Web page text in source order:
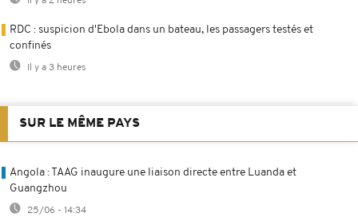
RDC : suspicion d'Ebola dans un bateau, les passagers testés et
confinés
Il y a 3 heures
SUR LE MÊME PAYS
Angola : TAAG inaugure une liaison directe entre Luanda et
Guangzhou
25/06 - 14:34